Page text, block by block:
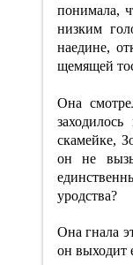
понимала,
низким
наедине,
щемящей
Она
скамейке,
он не
уродства?
Она гнала
он выходит